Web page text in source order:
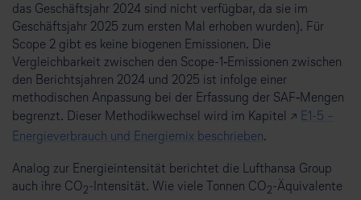
das Geschäftsjahr 2024 sind nicht verfügbar, da sie im
Geschäftsjahr 2025 zum ersten Mal erhoben wurden). Für
Scope 2 gibt es keine biogenen Emissionen. Die
Vergleichbarkeit zwischen den Scope-1‑Emissionen zwischen
den Berichtsjahren 2024 und 2025 ist infolge einer
methodischen Anpassung bei der Erfassung der SAF‑Mengen
begrenzt. Dieser Methodikwechsel wird im Kapitel ↗ E1-5 –
Energieverbrauch und Energiemix beschrieben.
Analog zur Energieintensität berichtet die Lufthansa Group
auch ihre CO2-Intensität. Wie viele Tonnen CO2-Äquivalente